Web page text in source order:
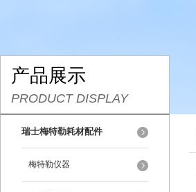
产品展示
PRODUCT DISPLAY
瑞士梅特勒耗材配件
梅特勒仪器